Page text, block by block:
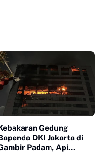
Gedung
DKI Jakarta di
Padam, Api